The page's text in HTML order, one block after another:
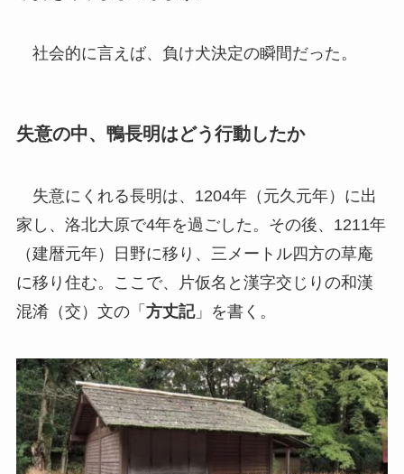
社会的に言えば、負け犬決定の瞬間だった。
失意の中、鴨長明はどう行動したか
失意にくれる長明は、1204年（元久元年）に出
家し、洛北大原で4年を過ごした。その後、1211年
（建暦元年）日野に移り、三メートル四方の草庵
に移り住む。ここで、片仮名と漢字交じりの和漢
混淆（交）文の「 方丈記」を書く。